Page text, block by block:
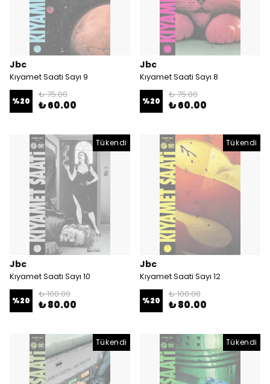
Jbc
Kıyamet Saati Sayı 9
%20
₺ 75.00
₺ 60.00
Jbc
Kıyamet Saati Sayı 8
%20
₺ 75.00
₺ 60.00
Tükendi
Jbc
Kıyamet Saati Sayı 10
%20
₺ 100.00
₺ 80.00
Tükendi
Jbc
Kıyamet Saati Sayı 12
%20
₺ 100.00
₺ 80.00
Tükendi Tükendi